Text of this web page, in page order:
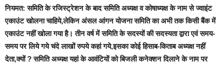
नियमत: समिति के रजिस्ट्रेशन के बाद समिति अध्यक्ष व कोषाध्यक्ष के नाम से ज्वाइंट
एकाउंट खोलना चाहिये,लेकिन अंसल आंगन योजना समिति का अभी तक किसी बैंक में
एकाउंट नहीं खोला गया है। तीन वर्ष में समिति के सदस्यों की सदस्यता द्वारा एवं समय-
समय पर लिये गये चंदे लाखों रुपये कहां गये,इसका कोई हिसाब-किताब अध्यक्ष नहीं
देता,क्यों ? समिति अध्यक्ष यहां के आवंटियों को बिजली कनेक्शन दिलाने के नाम पर